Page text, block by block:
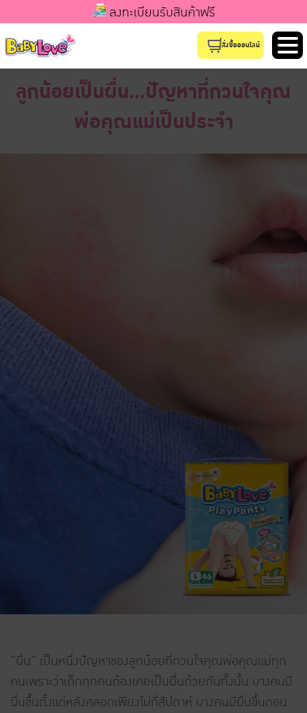
ลงทะเบียนรับสินค้าฟรี
สั่งซื้อออนไลน์
ลูกน้อยเป็นผื่น...ปัญหาที่กวนใจคุณ
พ่อคุณแม่เป็นประจำ
“ผื่น” เป็นหนึ่งปัญหาของลูกน้อยที่กวนใจคุณพ่อคุณแม่ทุก
คนเพราะว่าเด็กทุกคนต้องเคยเป็นผื่นด้วยกันทั้งนั้น บางคนมี
ผื่นขึ้นตั้งแต่หลังคลอดเพียงไม่กี่สัปดาห์ บางคนมีผื่นขึ้นตอน